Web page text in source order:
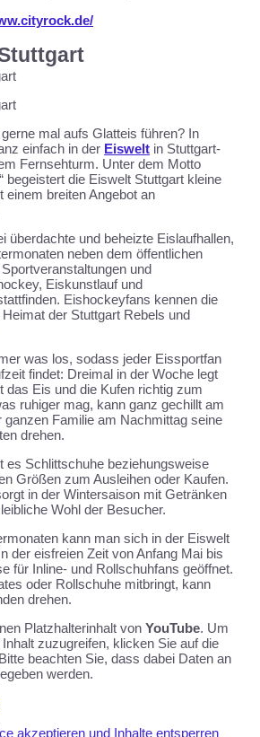
mal aufs Glatteis führen? In
einfach in der Eiswelt in Stuttgart-
Fernsehturm. Unter dem Motto
begeistert die Eiswelt Stuttgart kleine
einem breiten Angebot an
überdachte und beheizte Eislaufhallen,
neben dem öffentlichen
und
Eiskunstlauf und
Eishockeyfans kennen die
der Stuttgart Rebels und
was los, sodass jeder Eissportfan
findet: Dreimal in der Woche legt
das Eis und die Kufen richtig zum
ruhiger mag, kann ganz gechillt am
ganzen Familie am Nachmittag seine
drehen.
es Schlittschuhe beziehungsweise
Größen zum Ausleihen oder Kaufen.
in der Wintersaison mit Getränken
Wohl der Besucher.
kann man sich in der Eiswelt
der eisfreien Zeit von Anfang Mai bis
für Inline‐ und Rollschuhfans geöffnet.
oder Rollschuhe mitbringt, kann
drehen.
Platzhalterinhalt von YouTube. Um
zuzugreifen, klicken Sie auf die
beachten Sie, dass dabei Daten an
werden.
akzeptieren und Inhalte entsperren